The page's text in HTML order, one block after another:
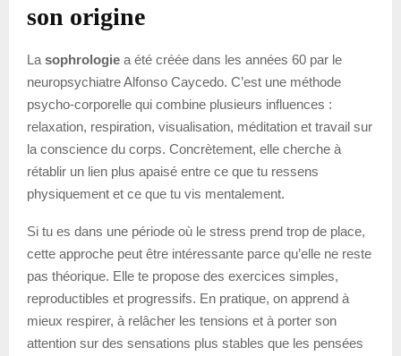
son origine
La sophrologie a été créée dans les années 60 par le
neuropsychiatre Alfonso Caycedo. C’est une méthode
psycho-corporelle qui combine plusieurs influences :
relaxation, respiration, visualisation, méditation et travail sur
la conscience du corps. Concrètement, elle cherche à
rétablir un lien plus apaisé entre ce que tu ressens
physiquement et ce que tu vis mentalement.
Si tu es dans une période où le stress prend trop de place,
cette approche peut être intéressante parce qu’elle ne reste
pas théorique. Elle te propose des exercices simples,
reproductibles et progressifs. En pratique, on apprend à
mieux respirer, à relâcher les tensions et à porter son
attention sur des sensations plus stables que les pensées